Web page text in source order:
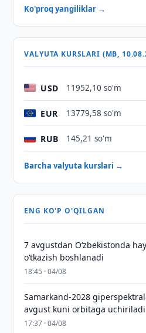
Ko'proq yangiliklar →
VALYUTA KURSLARI (MB,
USD 11952,10 so'm
EUR 13779,58 so'm
RUB 145,21 so'm
Barcha valyuta kurslari →
ENG KO'P O'QILGAN
7 avgustdan O‘zbekistonda
o‘tkazish boshlanadi
18:45 · 04/08
Samarkand-2028 giperspektral
avgust kuni orbitaga uchiriladi
17:37 · 04/08